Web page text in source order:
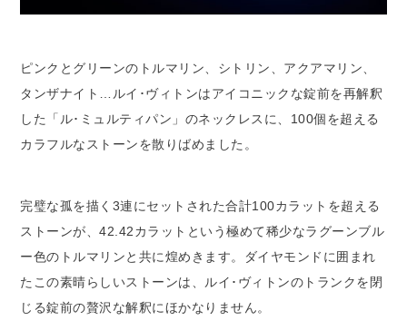
ピンクとグリーンのトルマリン、シトリン、アクアマリン、
タンザナイト…ルイ･ヴィトンはアイコニックな錠前を再解釈
した「ル･ミュルティパン」のネックレスに、100個を超える
カラフルなストーンを散りばめました。
完璧な孤を描く3連にセットされた合計100カラットを超える
ストーンが、42.42カラットという極めて稀少なラグーンブル
ー色のトルマリンと共に煌めきます。ダイヤモンドに囲まれ
たこの素晴らしいストーンは、ルイ･ヴィトンのトランクを閉
じる錠前の贅沢な解釈にほかなりません。